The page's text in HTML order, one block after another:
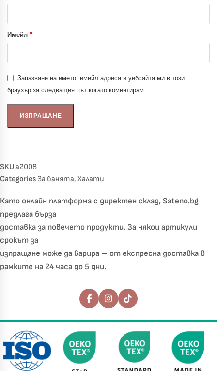
Имейл *
Запазване на името, имейл адреса и уебсайта ми в този
браузър за следващия път когато коментирам.
SKUa2008
Categories За банята, Халати
Като онлайн платформа с директен склад, Sateno.bg
предлага бърза
доставка за повечето продукти. За някои артикули
срокът за
изпращане може да варира – от експресна доставка в
рамките на 24 часа до 5 дни.
Последвайте ни